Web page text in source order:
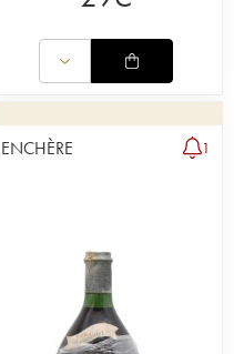
ENCHÈRE 1